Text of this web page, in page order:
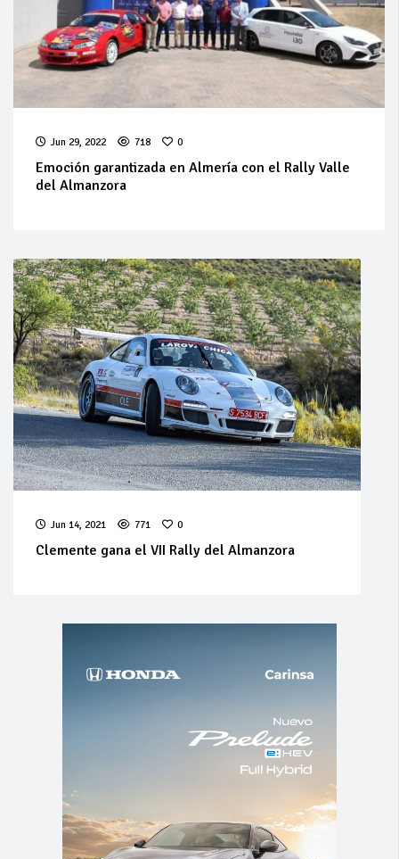
Jun 29, 2022 718 0
Emoción garantizada en Almería con el Rally Valle
del Almanzora
Jun 14, 2021 771 0
Clemente gana el VII Rally del Almanzora